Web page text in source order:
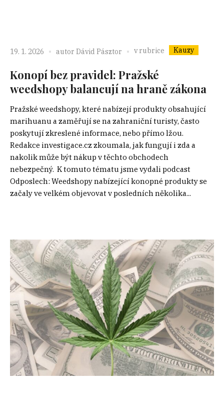
19. 1. 2026 autor Dávid Pásztor v rubrice Kauzy
Konopí bez pravidel: Pražské
weedshopy balancují na hraně zákona
Pražské weedshopy, které nabízejí produkty obsahující
marihuanu a zaměřují se na zahraniční turisty, často
poskytují zkreslené informace, nebo přímo lžou.
Redakce investigace.cz zkoumala, jak fungují i zda a
nakolik může být nákup v těchto obchodech
nebezpečný. K tomuto tématu jsme vydali podcast
Odposlech: Weedshopy nabízející konopné produkty se
začaly ve velkém objevovat v posledních několika...